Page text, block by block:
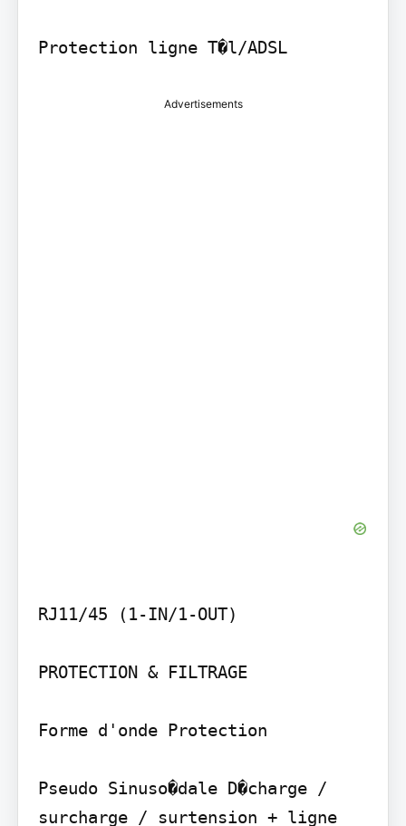
Protection ligne T�l/ADSL
Advertisements
RJ11/45 (1-IN/1-OUT)
PROTECTION & FILTRAGE
Forme d'onde Protection
Pseudo Sinuso�dale D�charge /
surcharge / surtension + ligne